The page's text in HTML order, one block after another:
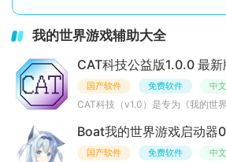
我的世界游戏辅助大全
CAT科技公益版1.0.0 最新
国产软件 免费软件 中文
国产软件 免费软件 中文